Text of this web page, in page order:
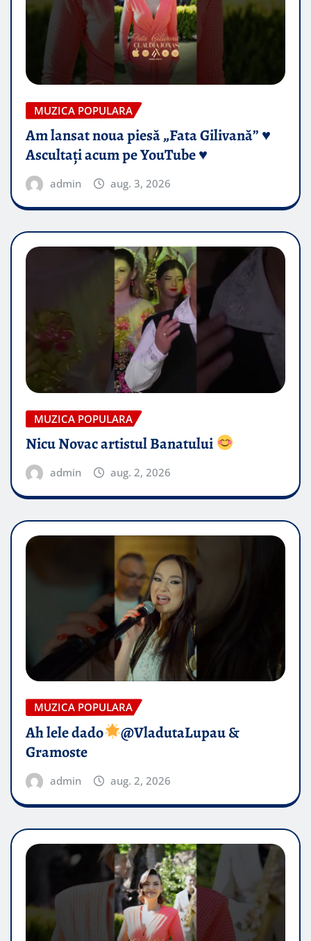
MUZICA POPULARA
Am lansat noua piesă „Fata Gilivană” ♥️
Ascultați acum pe YouTube ♥️
admin aug. 3, 2026
MUZICA POPULARA
Nicu Novac artistul Banatului
admin aug. 2, 2026
MUZICA POPULARA
Ah lele dado​
@VladutaLupau &
Gramoste
admin aug. 2, 2026